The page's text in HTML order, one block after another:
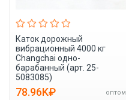
Каток дорожный
вибрационный 4000 кг
Changchai одно-
барабанный (арт. 25-
5083085)
78.96K₽ оптом